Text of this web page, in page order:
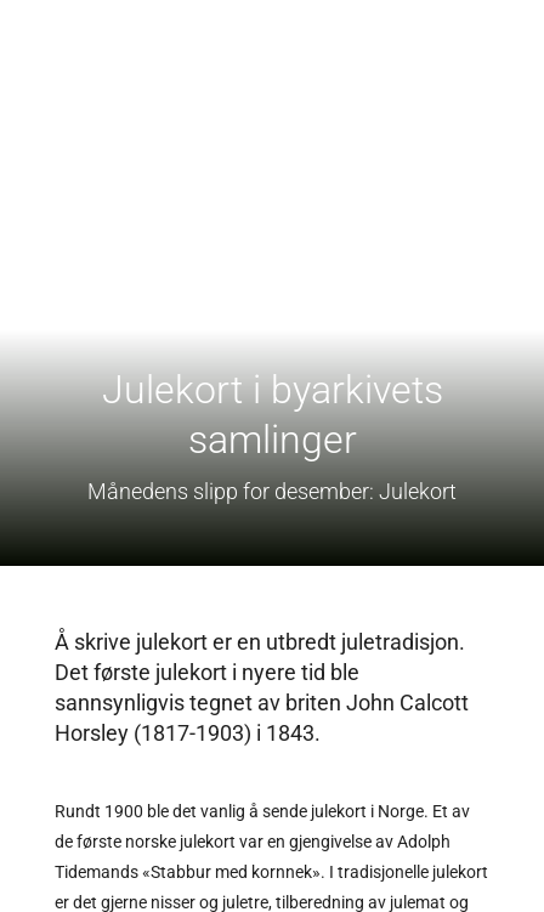
Julekort i byarkivets
samlinger
Månedens slipp for desember: Julekort
Å skrive julekort er en utbredt juletradisjon.
Det første julekort i nyere tid ble
sannsynligvis tegnet av briten John Calcott
Horsley (1817-1903) i 1843.
Rundt 1900 ble det vanlig å sende julekort i Norge. Et av
de første norske julekort var en gjengivelse av Adolph
Tidemands «Stabbur med kornnek». I tradisjonelle julekort
er det gjerne nisser og juletre, tilberedning av julemat og